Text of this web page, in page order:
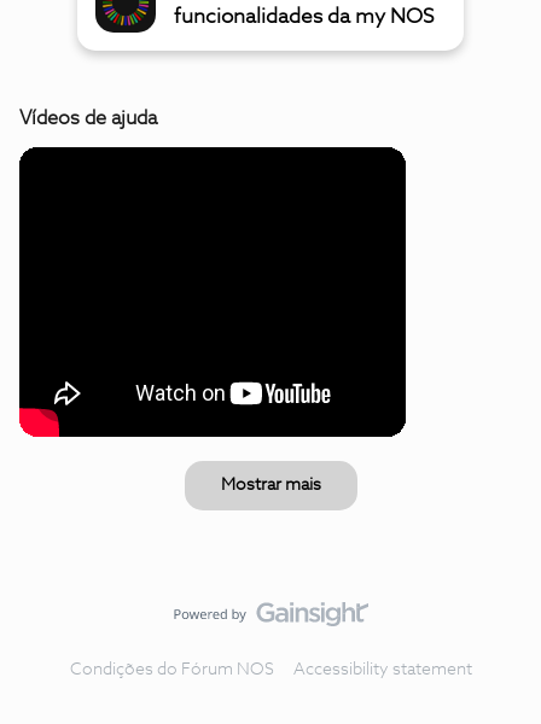
funcionalidades da my NOS
Vídeos de ajuda
Mostrar mais
Condições do Fórum NOS Accessibility statement